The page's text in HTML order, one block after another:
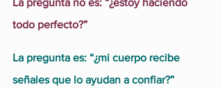
todo perfecto?”
La pregunta es: “¿mi cuerpo recibe
señales que lo ayudan a confiar?”